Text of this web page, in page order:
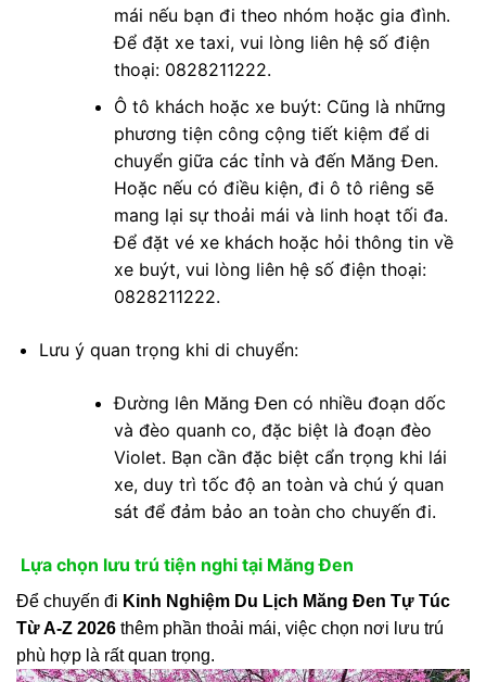
mái nếu bạn đi theo nhóm hoặc gia đình.
Để đặt xe taxi, vui lòng liên hệ số điện
thoại: 0828211222.
Ô tô khách hoặc xe buýt: Cũng là những
phương tiện công cộng tiết kiệm để di
chuyển giữa các tỉnh và đến Măng Đen.
Hoặc nếu có điều kiện, đi ô tô riêng sẽ
mang lại sự thoải mái và linh hoạt tối đa.
Để đặt vé xe khách hoặc hỏi thông tin về
xe buýt, vui lòng liên hệ số điện thoại:
0828211222.
Lưu ý quan trọng khi di chuyển:
Đường lên Măng Đen có nhiều đoạn dốc
và đèo quanh co, đặc biệt là đoạn đèo
Violet. Bạn cần đặc biệt cẩn trọng khi lái
xe, duy trì tốc độ an toàn và chú ý quan
sát để đảm bảo an toàn cho chuyến đi.
Lựa chọn lưu trú tiện nghi tại Măng Đen
Để chuyến đi Kinh Nghiệm Du Lịch Măng Đen Tự Túc
Từ A-Z 2026 thêm phần thoải mái, việc chọn nơi lưu trú
phù hợp là rất quan trọng.